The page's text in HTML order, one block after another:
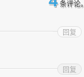
条评论。
回复
回复